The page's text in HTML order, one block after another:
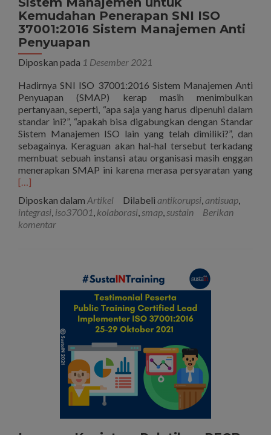
Kemudahan Penerapan SNI ISO
37001:2016 Sistem Manajemen Anti
Penyuapan
Diposkan pada 1 Desember 2021
Hadirnya SNI ISO 37001:2016 Sistem Manajemen Anti
Penyuapan (SMAP) kerap masih menimbulkan
pertanyaan, seperti, “apa saja yang harus dipenuhi dalam
standar ini?”, “apakah bisa digabungkan dengan Standar
Sistem Manajemen ISO lain yang telah dimiliki?”, dan
sebagainya. Keraguan akan hal-hal tersebut terkadang
membuat sebuah instansi atau organisasi masih enggan
menerapkan SMAP ini karena merasa persyaratan yang
[…]
Diposkan dalam Artikel Dilabeli antikorupsi,antisuap,
integrasi, iso37001, kolaborasi,smap,sustain
Berikan
komentar